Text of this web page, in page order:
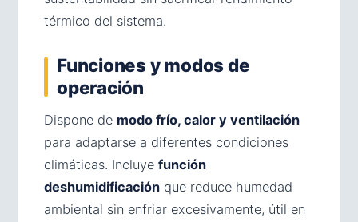
térmico del sistema.
Funciones y modos de
operación
Dispone de modo frío, calor y ventilación
para adaptarse a diferentes condiciones
climáticas. Incluye función
deshumidificación que reduce humedad
ambiental sin enfriar excesivamente, útil en